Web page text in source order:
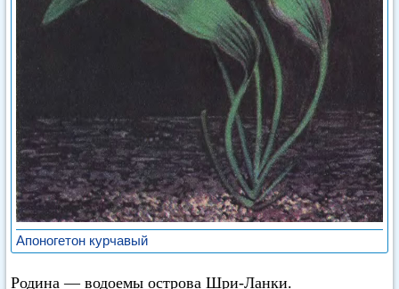
Апоногетон курчавый
Родина — водоемы острова Шри-Ланки.